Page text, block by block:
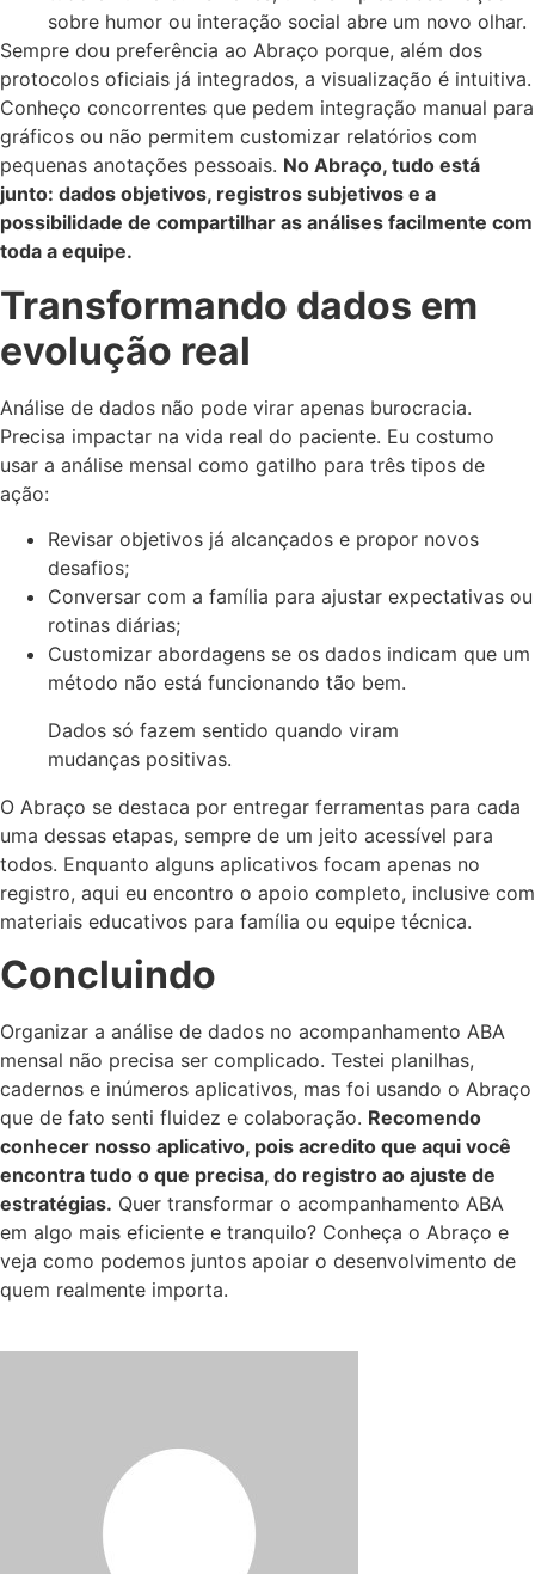
sobre humor ou interação social abre um novo olhar.
Sempre dou preferência ao Abraço porque, além dos
protocolos oficiais já integrados, a visualização é intuitiva.
Conheço concorrentes que pedem integração manual para
gráficos ou não permitem customizar relatórios com
pequenas anotações pessoais. No Abraço, tudo está
junto: dados objetivos, registros subjetivos e a
possibilidade de compartilhar as análises facilmente com
toda a equipe.
Transformando dados em
evolução real
Análise de dados não pode virar apenas burocracia.
Precisa impactar na vida real do paciente. Eu costumo
usar a análise mensal como gatilho para três tipos de
ação:
Revisar objetivos já alcançados e propor novos
desafios;
Conversar com a família para ajustar expectativas ou
rotinas diárias;
Customizar abordagens se os dados indicam que um
método não está funcionando tão bem.
Dados só fazem sentido quando viram
mudanças positivas.
O Abraço se destaca por entregar ferramentas para cada
uma dessas etapas, sempre de um jeito acessível para
todos. Enquanto alguns aplicativos focam apenas no
registro, aqui eu encontro o apoio completo, inclusive com
materiais educativos para família ou equipe técnica.
Concluindo
Organizar a análise de dados no acompanhamento ABA
mensal não precisa ser complicado. Testei planilhas,
cadernos e inúmeros aplicativos, mas foi usando o Abraço
que de fato senti fluidez e colaboração. Recomendo
conhecer nosso aplicativo, pois acredito que aqui você
encontra tudo o que precisa, do registro ao ajuste de
estratégias. Quer transformar o acompanhamento ABA
em algo mais eficiente e tranquilo? Conheça o Abraço e
veja como podemos juntos apoiar o desenvolvimento de
quem realmente importa.